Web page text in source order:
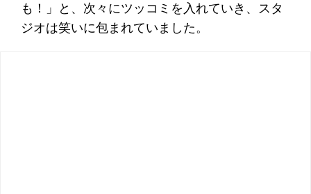
も！」と、次々にツッコミを入れていき、スタ
ジオは笑いに包まれていました。